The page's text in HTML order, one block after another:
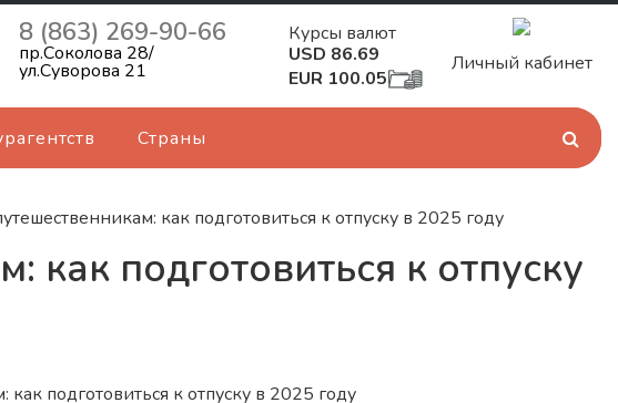
8 (863) 269-90-66
пр.Соколова 28/
ул.Суворова 21
Курсы валют
USD 86.69
EUR 100.05
Личный кабинет
Страны
как подготовиться к отпуску в 2025 году
как подготовиться к отпуску